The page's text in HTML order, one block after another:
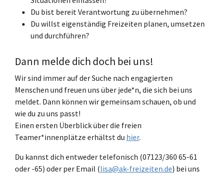
Du bist bereit Verantwortung zu übernehmen?
Du willst eigenständig Freizeiten planen, umsetzen
und durchführen?
Dann melde dich doch bei uns!
Wir sind immer auf der Suche nach engagierten
Menschen und freuen uns über jede*n, die sich bei uns
meldet. Dann können wir gemeinsam schauen, ob und
wie du zu uns passt!
Einen ersten Überblick über die freien
Teamer*innenplätze erhältst du hier.
Du kannst dich entweder telefonisch (07123/360 65-61
oder -65) oder per Email (lisa@ak-freizeiten.de) bei uns